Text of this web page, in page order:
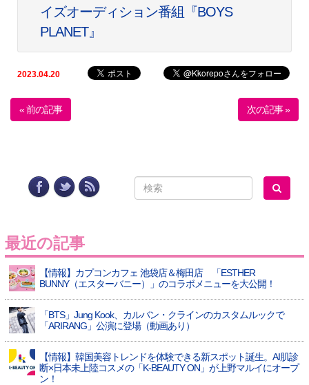
イズオーディション番組『BOYS
PLANET』
2023.04.20
« 前の記事 次の記事 »
最近の記事
【情報】カプコンカフェ 池袋店＆梅田店 「ESTHER
BUNNY（エスターバニー）」のコラボメニューを大公開！
「BTS」Jung Kook、カルバン・クラインのカスタムルックで
「ARIRANG」公演に登場（動画あり）
【情報】韓国美容トレンドを体験できる新スポット誕生。AI肌診
断×日本未上陸コスメの「K-BEAUTY ON」が上野マルイにオープ
ン！